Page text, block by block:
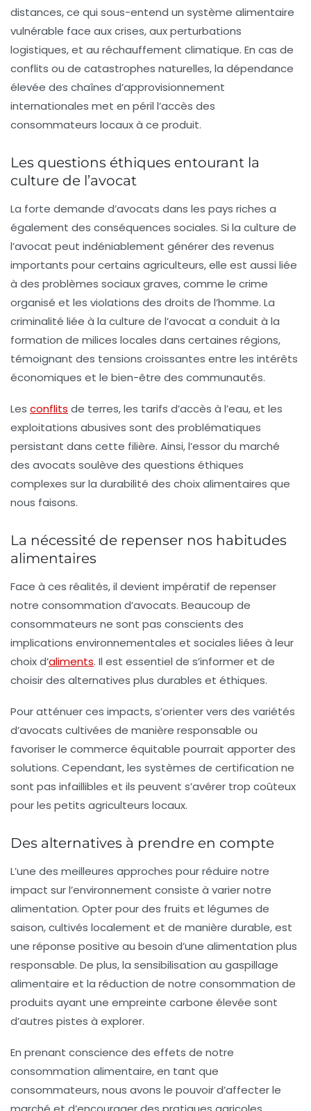
distances, ce qui sous-entend un système alimentaire
vulnérable face aux crises, aux perturbations
logistiques, et au réchauffement climatique. En cas de
conflits ou de catastrophes naturelles, la dépendance
élevée des chaînes d’approvisionnement
internationales met en péril l’accès des
consommateurs locaux à ce produit.
Les questions éthiques entourant la
culture de l’avocat
La forte demande d’avocats dans les pays riches a
également des conséquences sociales. Si la culture de
l’avocat peut indéniablement générer des revenus
importants pour certains agriculteurs, elle est aussi liée
à des problèmes sociaux graves, comme le crime
organisé et les violations des droits de l’homme. La
criminalité liée à la culture de l’avocat a conduit à la
formation de milices locales dans certaines régions,
témoignant des tensions croissantes entre les intérêts
économiques et le bien-être des communautés.
Les conflits de terres, les tarifs d’accès à l’eau, et les
exploitations abusives sont des problématiques
persistant dans cette filière. Ainsi, l’essor du marché
des avocats soulève des questions éthiques
complexes sur la durabilité des choix alimentaires que
nous faisons.
La nécessité de repenser nos habitudes
alimentaires
Face à ces réalités, il devient impératif de repenser
notre consommation d’avocats. Beaucoup de
consommateurs ne sont pas conscients des
implications environnementales et sociales liées à leur
choix d’aliments. Il est essentiel de s’informer et de
choisir des alternatives plus durables et éthiques.
Pour atténuer ces impacts, s’orienter vers des variétés
d’avocats cultivées de manière responsable ou
favoriser le commerce équitable pourrait apporter des
solutions. Cependant, les systèmes de certification ne
sont pas infaillibles et ils peuvent s’avérer trop coûteux
pour les petits agriculteurs locaux.
Des alternatives à prendre en compte
L’une des meilleures approches pour réduire notre
impact sur l’environnement consiste à varier notre
alimentation. Opter pour des fruits et légumes de
saison, cultivés localement et de manière durable, est
une réponse positive au besoin d’une alimentation plus
responsable. De plus, la sensibilisation au gaspillage
alimentaire et la réduction de notre consommation de
produits ayant une empreinte carbone élevée sont
d’autres pistes à explorer.
En prenant conscience des effets de notre
consommation alimentaire, en tant que
consommateurs, nous avons le pouvoir d’affecter le